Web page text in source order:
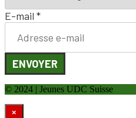
E-mail *
ENVOYER
© 2024 | Jeunes UDC Suisse
×